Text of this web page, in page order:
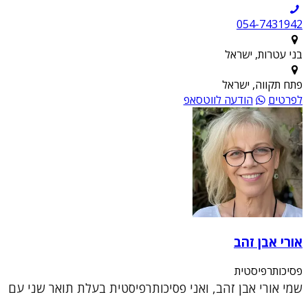
054-7431942
בני עטרות, ישראל
פתח תקווה, ישראל
לפרטים
הודעה לווטסאפ
אורי אבן זהב
פסיכותרפיסטית
שמי אורי אבן זהב, ואני פסיכותרפיסטית בעלת תואר שני עם